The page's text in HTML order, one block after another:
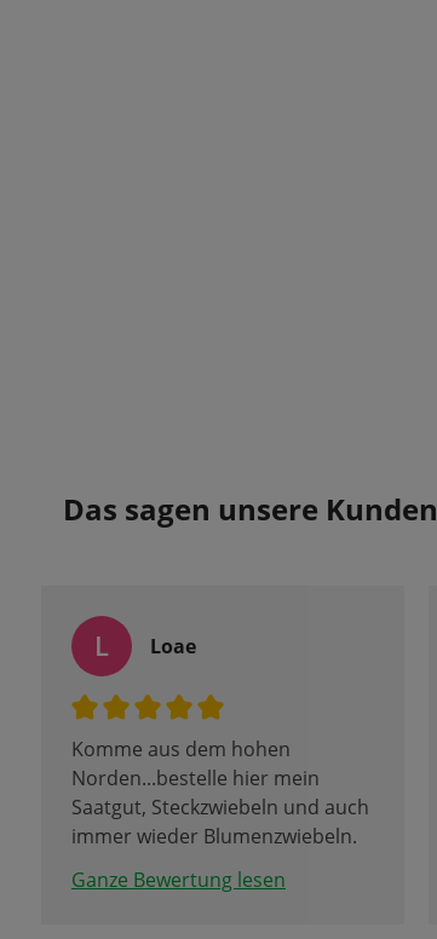
Das sagen unsere Kunden
L Loae
Komme aus dem hohen
Norden...bestelle hier mein
Saatgut, Steckzwiebeln und auch
immer wieder Blumenzwiebeln.
Die Qualität aber auch die
Sortenvielfalt sehr gut, auch der
Ganze Bewertung lesen